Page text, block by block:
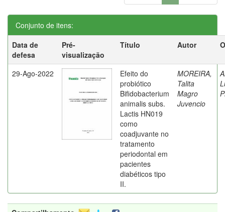
Conjunto de itens:
Data de
defesa
Pré-
visualização
Título Autor
29-Ago-2022
Efeito do
probiótico
Bifidobacterium
animalis subs.
Lactis HN019
como
coadjuvante no
tratamento
periodontal em
pacientes
diabéticos tipo
II.
MOREIRA,
Talita
Magro
Juvencio